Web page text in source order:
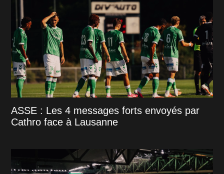
ASSE : Les 4 messages forts envoyés par
Cathro face à Lausanne